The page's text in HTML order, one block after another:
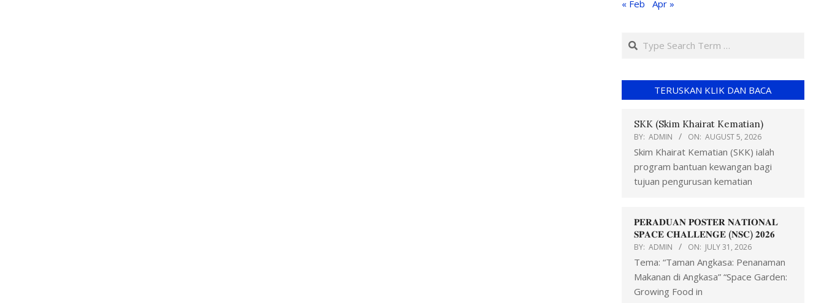
« Feb Apr »
TERUSKAN KLIK DAN BACA
SKK (Skim Khairat Kematian)
BY: ADMIN ON: AUGUST 5, 2026
Skim Khairat Kematian (SKK) ialah
program bantuan kewangan bagi
tujuan pengurusan kematian
𝐏𝐄𝐑𝐀𝐃𝐔𝐀𝐍 𝐏𝐎𝐒𝐓𝐄𝐑 𝐍𝐀𝐓𝐈𝐎𝐍𝐀𝐋
𝐒𝐏𝐀𝐂𝐄 𝐂𝐇𝐀𝐋𝐋𝐄𝐍𝐆𝐄 (𝐍𝐒𝐂) 𝟐𝟎𝟐𝟔
BY: ADMIN ON: JULY 31, 2026
Tema: “Taman Angkasa: Penanaman
Makanan di Angkasa” “Space Garden:
Growing Food in